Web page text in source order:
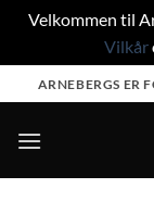
Velkommen til
Vilkår
to
content
ARNEBERGS ER